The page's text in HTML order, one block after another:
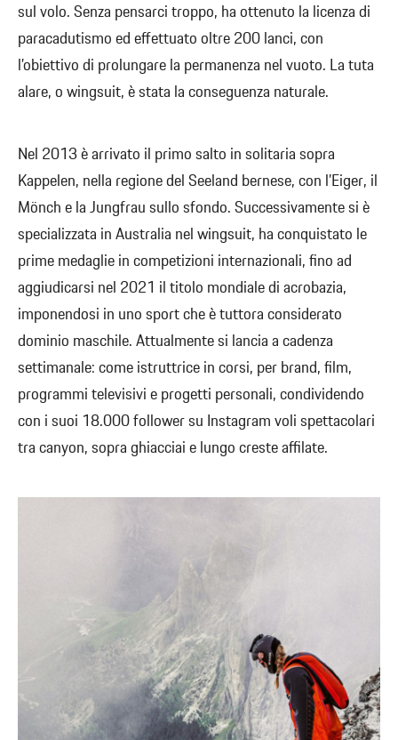
sul volo. Senza pensarci troppo, ha ottenuto la licenza di
paracadutismo ed effettuato oltre 200 lanci, con
l’obiettivo di prolungare la permanenza nel vuoto. La tuta
alare, o wingsuit, è stata la conseguenza naturale.
Nel 2013 è arrivato il primo salto in solitaria sopra
Kappelen, nella regione del Seeland bernese, con l’Eiger, il
Mönch e la Jungfrau sullo sfondo. Successivamente si è
specializzata in Australia nel wingsuit, ha conquistato le
prime medaglie in competizioni internazionali, fino ad
aggiudicarsi nel 2021 il titolo mondiale di acrobazia,
imponendosi in uno sport che è tuttora considerato
dominio maschile. Attualmente si lancia a cadenza
settimanale: come istruttrice in corsi, per brand, film,
programmi televisivi e progetti personali, condividendo
con i suoi 18.000 follower su Instagram voli spettacolari
tra canyon, sopra ghiacciai e lungo creste affilate.